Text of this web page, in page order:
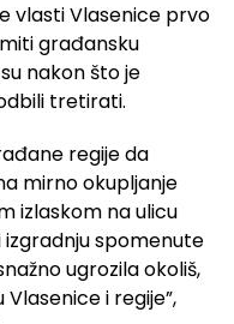
vlasti Vlasenice prvo
građansku
nakon što je
tretirati.
regije da
mirno okupljanje
izlaskom na ulicu
spomenute
ugrozila okoliš,
i regije”,